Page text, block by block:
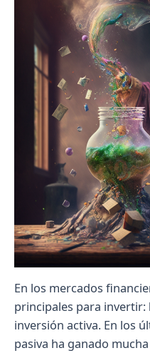
En los mercados
principales para invertir:
inversión activa. En los
pasiva ha ganado